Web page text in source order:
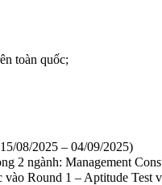
toàn quốc;
08/2025 – 04/09/2025)
2 ngành: Management
Round 1 – Aptitude Test